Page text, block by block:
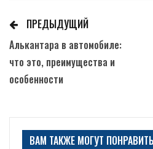
ПРЕДЫДУЩИЙ
Алькантара в автомобиле:
что это, преимущества и
особенности
ВАМ ТАКЖЕ МОГУТ